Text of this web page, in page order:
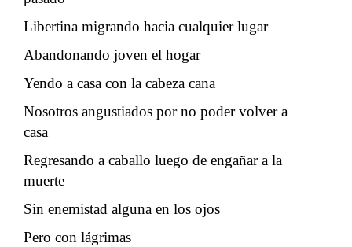
Libertina migrando hacia cualquier lugar
Abandonando joven el hogar
Yendo a casa con la cabeza cana
Nosotros angustiados por no poder volver a
casa
Regresando a caballo luego de engañar a la
muerte
Sin enemistad alguna en los ojos
Pero con lágrimas